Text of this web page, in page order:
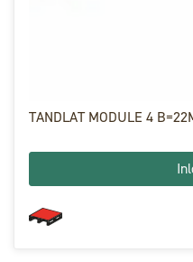
TANDLAT MODULE 4